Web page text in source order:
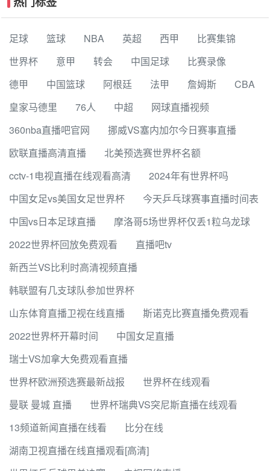
足球 篮球 NBA 英超 西甲
比赛集锦
世界杯
意甲 转会 中国足球
比赛录像
德甲
中国篮球 阿根廷 法甲 詹姆斯
CBA
皇家马德里
76人 中超
网球直播视频
360nba直播吧官网
挪威VS塞内加尔今日赛事直播
欧联直播高清直播
北美预选赛世界杯名额
cctv-1电视直播在线观看高清
2024年有世界杯吗
中国女足vs美国女足世界杯
今天乒乓球赛事直播时间表
中国vs日本足球直播
摩洛哥5场世界杯仅丢1粒乌龙球
2022世界杯回放免费观看
直播吧tv
新西兰VS比利时高清视频直播
韩联盟有几支球队参加世界杯
山东体育直播卫视在线直播
斯诺克比赛直播免费观看
2022世界杯开幕时间
中国女足直播
瑞士VS加拿大免费观看直播
世界杯欧洲预选赛最新战报
世界杯在线观看
曼联 曼城 直播
世界杯瑞典VS突尼斯直播在线观看
13频道新闻直播在线看
比分在线
湖南卫视直播在线直播观看[高清]